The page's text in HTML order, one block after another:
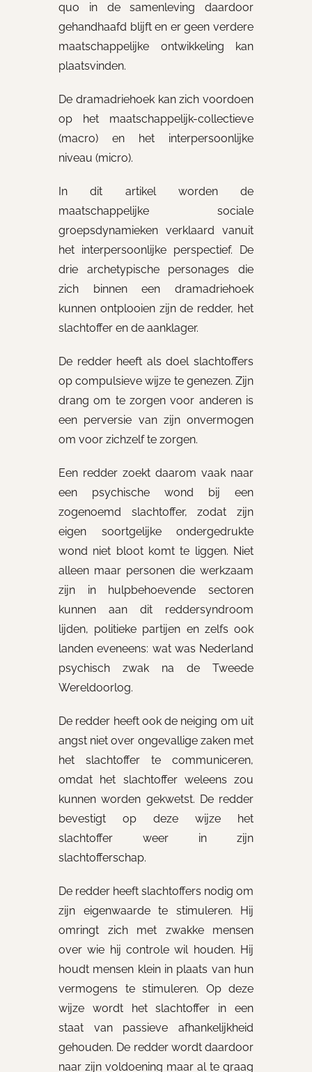
quo in de samenleving daardoor
gehandhaafd blijft en er geen verdere
maatschappelijke ontwikkeling kan
plaatsvinden.
De dramadriehoek kan zich voordoen
op het maatschappelijk-collectieve
(macro) en het interpersoonlijke
niveau (micro).
In dit artikel worden de
maatschappelijke sociale
groepsdynamieken verklaard vanuit
het interpersoonlijke perspectief. De
drie archetypische personages die
zich binnen een dramadriehoek
kunnen ontplooien zijn de redder, het
slachtoffer en de aanklager.
De redder heeft als doel slachtoffers
op compulsieve wijze te genezen. Zijn
drang om te zorgen voor anderen is
een perversie van zijn onvermogen
om voor zichzelf te zorgen.
Een redder zoekt daarom vaak naar
een psychische wond bij een
zogenoemd slachtoffer, zodat zijn
eigen soortgelijke ondergedrukte
wond niet bloot komt te liggen. Niet
alleen maar personen die werkzaam
zijn in hulpbehoevende sectoren
kunnen aan dit reddersyndroom
lijden, politieke partijen en zelfs ook
landen eveneens: wat was Nederland
psychisch zwak na de Tweede
Wereldoorlog.
De redder heeft ook de neiging om uit
angst niet over ongevallige zaken met
het slachtoffer te communiceren,
omdat het slachtoffer weleens zou
kunnen worden gekwetst. De redder
bevestigt op deze wijze het
slachtoffer weer in zijn
slachtofferschap.
De redder heeft slachtoffers nodig om
zijn eigenwaarde te stimuleren. Hij
omringt zich met zwakke mensen
over wie hij controle wil houden. Hij
houdt mensen klein in plaats van hun
vermogens te stimuleren. Op deze
wijze wordt het slachtoffer in een
staat van passieve afhankelijkheid
gehouden. De redder wordt daardoor
naar zijn voldoening maar al te graag